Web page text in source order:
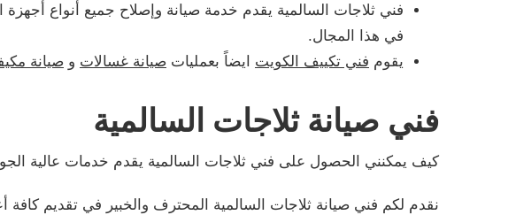
فني ثلاجات السالمية يقدم خدمة صيانة وإصلاح جميع أنواع
في هذا المجال.
يقوم فني تكييف الكويت ايضاً بعمليات صيانة غسالات و صيانة
فني صيانة ثلاجات السالمية
كيف يمكنني الحصول على فني ثلاجات السالمية يقدم خدمات عالية
نقدم لكم فني صيانة ثلاجات السالمية المحترف والخبير في تقديم كافة